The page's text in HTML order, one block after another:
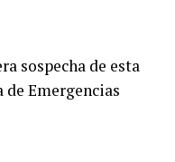
sospecha de esta
Emergencias